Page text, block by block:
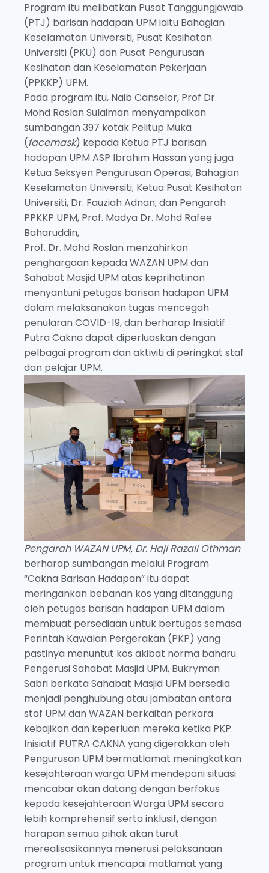
Program itu melibatkan Pusat Tanggungjawab
(PTJ) barisan hadapan UPM iaitu Bahagian
Keselamatan Universiti, Pusat Kesihatan
Universiti (PKU) dan Pusat Pengurusan
Kesihatan dan Keselamatan Pekerjaan
(PPKKP) UPM.
Pada program itu, Naib Canselor, Prof Dr.
Mohd Roslan Sulaiman menyampaikan
sumbangan 397 kotak Pelitup Muka
(facemask) kepada Ketua PTJ barisan
hadapan UPM ASP Ibrahim Hassan yang juga
Ketua Seksyen Pengurusan Operasi, Bahagian
Keselamatan Universiti; Ketua Pusat Kesihatan
Universiti, Dr. Fauziah Adnan; dan Pengarah
PPKKP UPM, Prof. Madya Dr. Mohd Rafee
Baharuddin,
Prof. Dr. Mohd Roslan menzahirkan
penghargaan kepada WAZAN UPM dan
Sahabat Masjid UPM atas keprihatinan
menyantuni petugas barisan hadapan UPM
dalam melaksanakan tugas mencegah
penularan COVID-19, dan berharap Inisiatif
Putra Cakna dapat diperluaskan dengan
pelbagai program dan aktiviti di peringkat staf
dan pelajar UPM.
Pengarah WAZAN UPM, Dr. Haji Razali Othman
berharap sumbangan melalui Program
“Cakna Barisan Hadapan” itu dapat
meringankan bebanan kos yang ditanggung
oleh petugas barisan hadapan UPM dalam
membuat persediaan untuk bertugas semasa
Perintah Kawalan Pergerakan (PKP) yang
pastinya menuntut kos akibat norma baharu.
Pengerusi Sahabat Masjid UPM, Bukryman
Sabri berkata Sahabat Masjid UPM bersedia
menjadi penghubung atau jambatan antara
staf UPM dan WAZAN berkaitan perkara
kebajikan dan keperluan mereka ketika PKP.
Inisiatif PUTRA CAKNA yang digerakkan oleh
Pengurusan UPM bermatlamat meningkatkan
kesejahteraan warga UPM mendepani situasi
mencabar akan datang dengan berfokus
kepada kesejahteraan Warga UPM secara
lebih komprehensif serta inklusif, dengan
harapan semua pihak akan turut
merealisasikannya menerusi pelaksanaan
program untuk mencapai matlamat yang